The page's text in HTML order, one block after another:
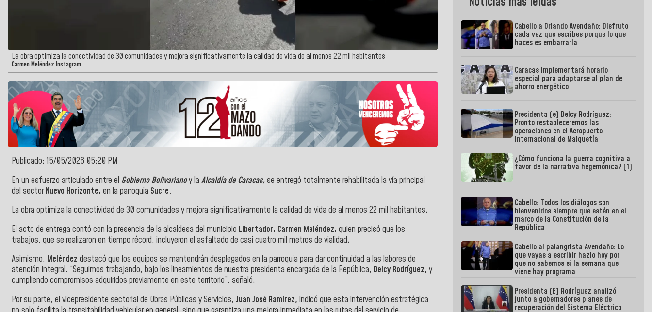
La obra optimiza la conectividad de 30 comunidades y mejora significativamente la calidad de vida de al menos 22 mil habitantes
Carmen Meléndez Instagram
Publicado: 15/05/2026 05:20 PM
En un esfuerzo articulado entre el Gobierno Bolivarianoy la Alcaldía de Caracas, se entregó totalmente rehabilitada la vía principal
del sectorNuevo Horizonte, en la parroquia Sucre.
La obra optimiza la conectividad de 30 comunidades y mejora significativamente la calidad de vida de al menos 22 mil habitantes.
El acto de entrega contó con la presencia de la alcaldesa del municipio Libertador, Carmen Meléndez, quien precisó que los
trabajos, que se realizaron en tiempo récord, incluyeron el asfaltado de casi cuatro mil metros de vialidad.
Asimismo, Meléndez destacó que los equipos se mantendrán desplegados en la parroquia para dar continuidad a las labores de
atención integral. “Seguimos trabajando, bajo los lineamientos de nuestra presidenta encargada de la República, Delcy Rodríguez, y
cumpliendo compromisos adquiridos previamente en este territorio”, señaló.
Por su parte, el vicepresidente sectorial de Obras Públicas y Servicios, Juan José Ramírez, indicó que esta intervención estratégica
Cabello a Orlando Avendaño: Disfruto
cada vez que escribes porque lo que
haces es embarrarla
Caracas implementará horario
especial para adaptarse al plan de
ahorro energético
Presidenta (e) Delcy Rodríguez:
Pronto restableceremos las
operaciones en el Aeropuerto
Internacional de Maiquetía
¿Cómo funciona la guerra cognitiva a
favor de la narrativa hegemónica? (1)
Cabello: Todos los diálogos son
bienvenidos siempre que estén en el
marco de la Constitución de la
República
Cabello al palangrista Avendaño: Lo
que vayas a escribir hazlo hoy por
que no sabemos si la semana que
viene hay programa
Presidenta (E) Rodríguez analizó
junto a gobernadores planes de
recuperación del Sistema Eléctrico